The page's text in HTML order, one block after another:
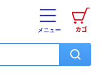
カゴ
メニュー